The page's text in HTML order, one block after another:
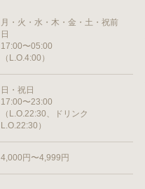
月・火・水・木・金・土・祝前
日
17:00〜05:00
（L.O.4:00）
日・祝日
17:00〜23:00
（L.O.22:30、ドリンク
L.O.22:30）
4,000円〜4,999円